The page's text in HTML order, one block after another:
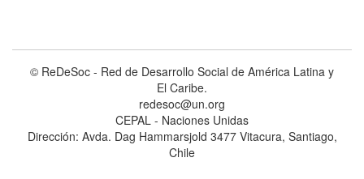
© ReDeSoc - Red de Desarrollo Social de América Latina y
El Caribe.
redesoc@un.org
CEPAL - Naciones Unidas
Dirección: Avda. Dag Hammarsjold 3477 Vitacura, Santiago,
Chile